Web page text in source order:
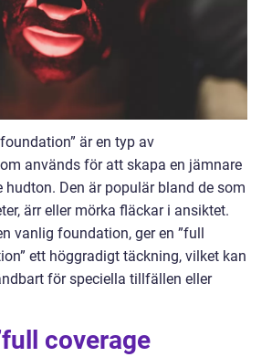
är en typ av
används för att skapa en jämnare
hudton. Den är populär bland de som
ärr eller mörka fläckar i ansiktet.
vanlig foundation, ger en ”full
ett höggradigt täckning, vilket kan
för speciella tillfällen eller
coverage